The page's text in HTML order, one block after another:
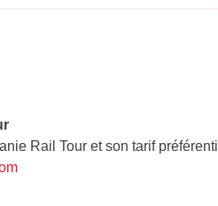
Rail Tour et son tarif